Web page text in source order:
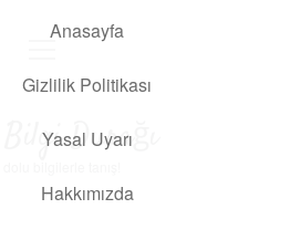
Anasayfa
Gizlilik Politikası
Yasal Uyarı
Hakkımızda
Bilgi Durağı